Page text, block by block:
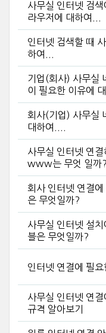
사무실 인터넷 검
라우저에 대하여...
인터넷 검색할 때
하여...
기업(회사) 사무실
이 필요한 이유에 대
회사(기업) 사무실
대하여....
사무실 인터넷 연
www는 무엇 일까?
회사 인터넷 연결
은 무엇일까?
사무실 인터넷 설
블은 무엇일까?
인터넷 연결에 필요
사무실 인터넷 연
규격 알아보기